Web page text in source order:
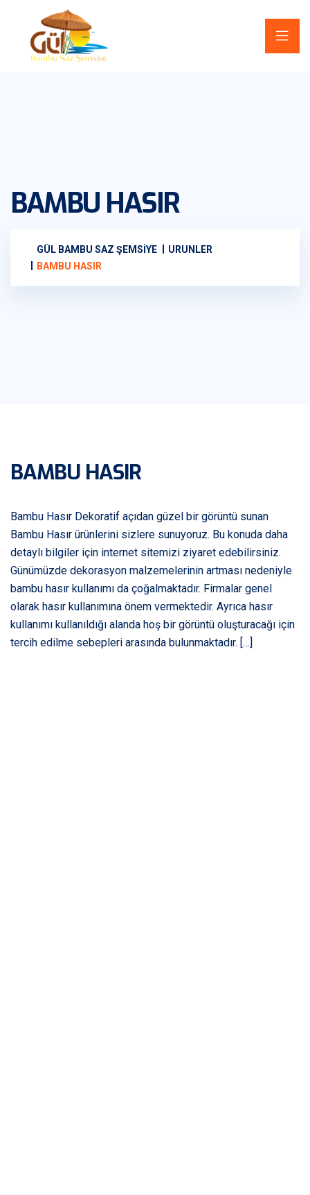
BAMBU HASIR
GÜL BAMBU SAZ ŞEMSIYE
URUNLER
BAMBU HASIR
BAMBU HASIR
Bambu Hasır Dekoratif açıdan güzel bir görüntü sunan
Bambu Hasır ürünlerini sizlere sunuyoruz. Bu konuda daha
detaylı bilgiler için internet sitemizi ziyaret edebilirsiniz.
Günümüzde dekorasyon malzemelerinin artması nedeniyle
bambu hasır kullanımı da çoğalmaktadır. Firmalar genel
olarak hasır kullanımına önem vermektedir. Ayrıca hasır
kullanımı kullanıldığı alanda hoş bir görüntü oluşturacağı için
tercih edilme sebepleri arasında bulunmaktadır. […]